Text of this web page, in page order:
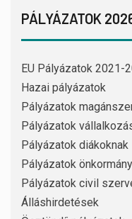
PÁLYÁZATOK
EU Pályázatok 2021-
Hazai pályázatok
Pályázatok
Pályázatok
Pályázatok diákoknak
Pályázatok
Pályázatok civil
Álláshirdetések